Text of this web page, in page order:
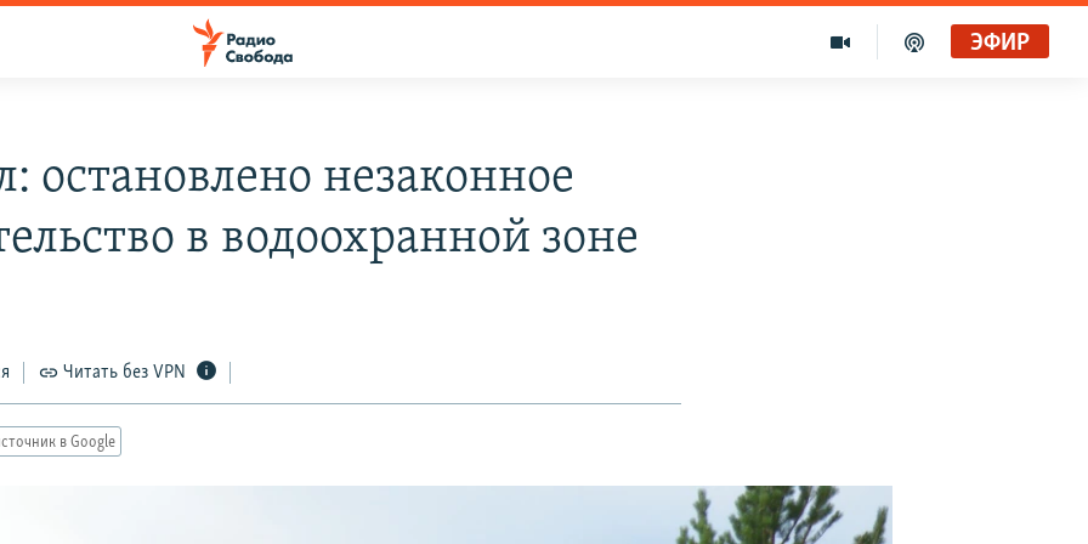
ЭФИР
остановлено незаконное
в водоохранной зоне
Читать без VPN
в Google